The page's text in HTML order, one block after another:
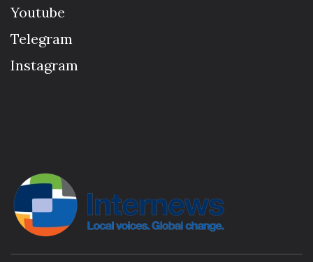
Youtube
Telegram
Instagram